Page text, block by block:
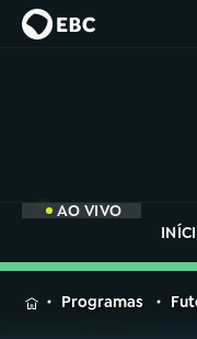
AO VIVO
MENUProgramas